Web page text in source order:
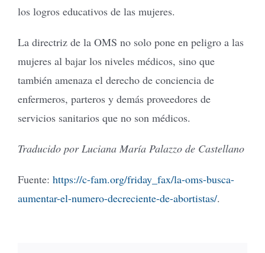
los logros educativos de las mujeres.
La directriz de la OMS no solo pone en peligro a las
mujeres al bajar los niveles médicos, sino que
también amenaza el derecho de conciencia de
enfermeros, parteros y demás proveedores de
servicios sanitarios que no son médicos.
Traducido por Luciana María Palazzo de Castellano
Fuente: https://c-fam.org/friday_fax/la-oms-busca-
aumentar-el-numero-decreciente-de-abortistas/.